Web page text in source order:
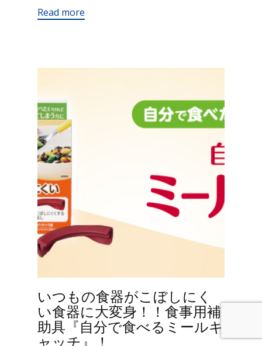
Read more
いつもの食器がこぼしにく
い食器に大変身！！食事用補
助具『自分で食べるミールキ
ャッチ』！